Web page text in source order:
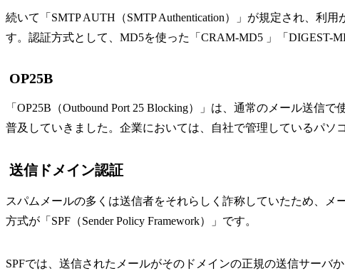
続いて「SMTP AUTH（SMTP Authentication）」が規定され、利
す。認証方式として、MD5を使った「CRAM-MD5 」「DIGEST-
OP25B
「OP25B（Outbound Port 25 Blocking）」は、通常のメール送
普及していきました。企業においては、自社で管理しているパソ
送信ドメイン認証
スパムメールの多くは送信者をそれらしく詐称していたため、
方式が「SPF（Sender Policy Framework）」です。
SPFでは、送信されたメールがそのドメインの正規の送信サーバ